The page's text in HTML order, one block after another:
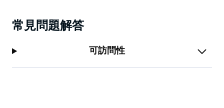
常見問題解答
可訪問性